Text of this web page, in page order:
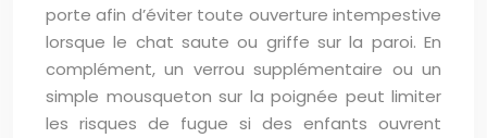
porte afin d’éviter toute ouverture intempestive
lorsque le chat saute ou griffe sur la paroi. En
complément, un verrou supplémentaire ou un
simple mousqueton sur la poignée peut limiter
les risques de fugue si des enfants ouvrent